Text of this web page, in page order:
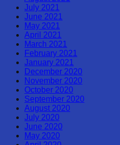
July 2021
June 2021
May 2021
April 2021
March 2021
February 2021
January 2021
December 2020
November 2020
October 2020
September 2020
August 2020
July 2020
June 2020
May 2020